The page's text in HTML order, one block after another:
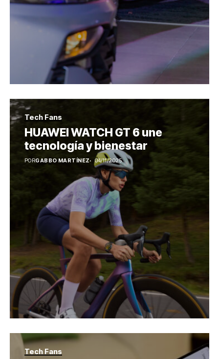
Tech Fans
HUAWEI WATCH GT 6 une
tecnología y bienestar
PORGABBO MARTÍNEZ 04/11/2025
Tech Fans